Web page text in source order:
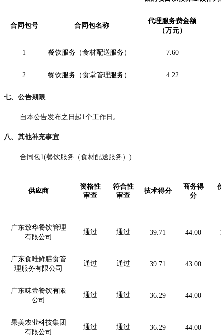
合同包号 合同包名称
代理服务费金额
（万元）
1 餐饮服务（食材配送服务） 7.60
2 餐饮服务（食堂管理服务） 4.22
七、公告期限
自本公告发布之日起1个工作日。
八、其他补充事宜
合同包1(餐饮服务（食材配送服务）):
供应商
资格性
审查
符合性
审查
技术得分
商务得
分
广东致华餐饮管理
有限公司
通过 通过 39.71 44.00
广东食唯鲜膳食管
理服务有限公司
通过 通过 39.71 43.00
广东味壹餐饮有限
公司
通过 通过 36.29 44.00
果美农业科技集团
有限公司
通过 通过 36.29 44.00